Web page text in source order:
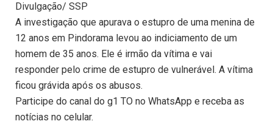
Divulgação/ SSP
A investigação que apurava o estupro de uma menina de
12 anos em Pindorama levou ao indiciamento de um
homem de 35 anos. Ele é irmão da vítima e vai
responder pelo crime de estupro de vulnerável. A vítima
ficou grávida após os abusos.
Participe do canal do g1 TO no WhatsApp e receba as
notícias no celular.